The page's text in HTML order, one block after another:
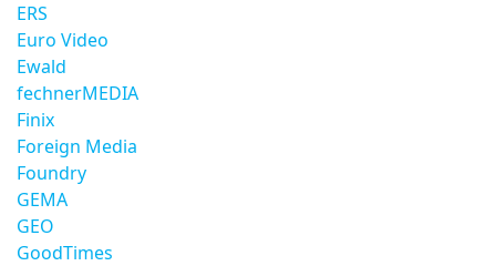
ERS
Euro Video
Ewald
fechnerMEDIA
Finix
Foreign Media
Foundry
GEMA
GEO
GoodTimes